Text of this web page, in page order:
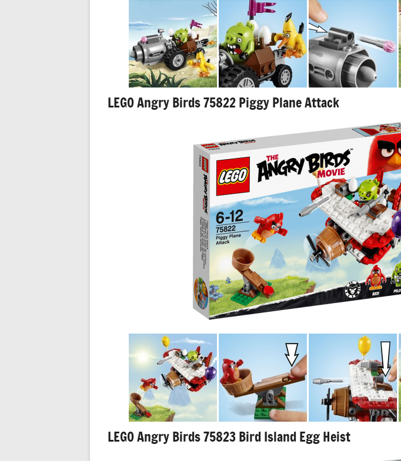
LEGO Angry Birds 75822 Piggy Plane Attack
LEGO Angry Birds 75823 Bird Island Egg Heist